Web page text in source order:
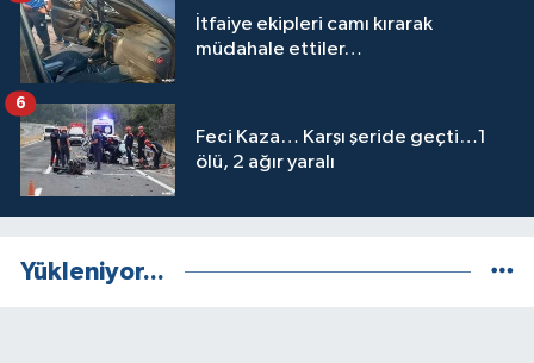
İtfaiye ekipleri camı kırarak
müdahale ettiler…
Feci Kaza… Karşı şeride geçti…1
ölü, 2 ağır yaralı
6
Yükleniyor...